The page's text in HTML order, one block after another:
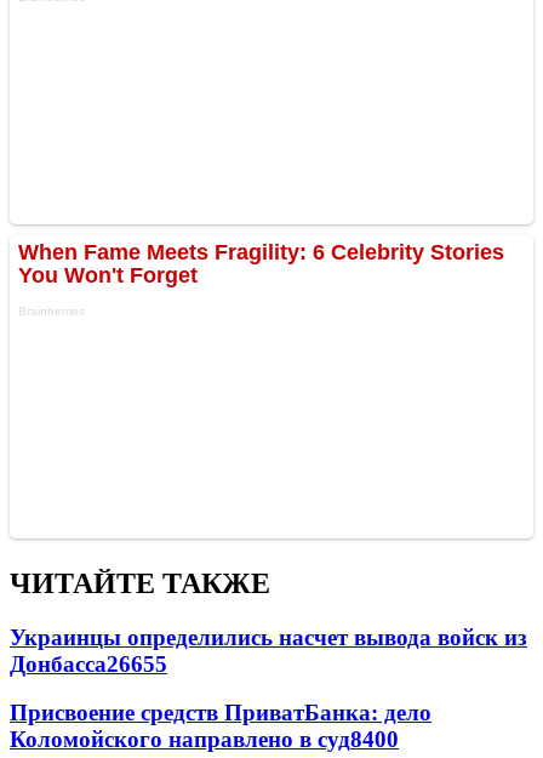
ЧИТАЙТЕ ТАКЖЕ
Украинцы определились насчет вывода войск из
Донбасса26655
Присвоение средств ПриватБанка: дело
Коломойского направлено в суд8400